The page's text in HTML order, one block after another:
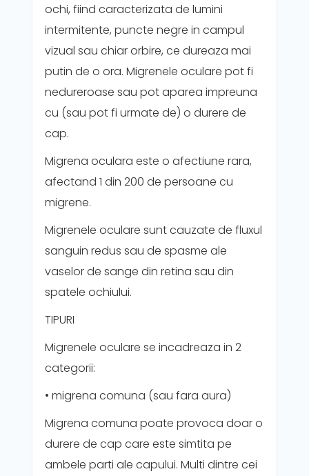
ochi, fiind caracterizata de lumini
intermitente, puncte negre in campul
vizual sau chiar orbire, ce dureaza mai
putin de o ora. Migrenele oculare pot fi
nedureroase sau pot aparea impreuna
cu (sau pot fi urmate de) o durere de
cap.
Migrena oculara este o afectiune rara,
afectand 1 din 200 de persoane cu
migrene.
Migrenele oculare sunt cauzate de fluxul
sanguin redus sau de spasme ale
vaselor de sange din retina sau din
spatele ochiului.
TIPURI
Migrenele oculare se incadreaza in 2
categorii:
• migrena comuna (sau fara aura)
Migrena comuna poate provoca doar o
durere de cap care este simtita pe
ambele parti ale capului. Multi dintre cei